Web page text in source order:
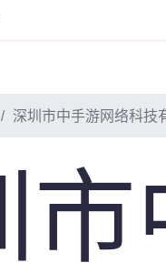
深圳市中手游网络科技